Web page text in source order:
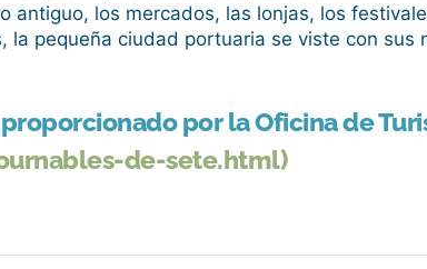
antiguo, los mercados, las lonjas, los
pequeña ciudad portuaria se viste con
por la Oficina de
de-sete.html)